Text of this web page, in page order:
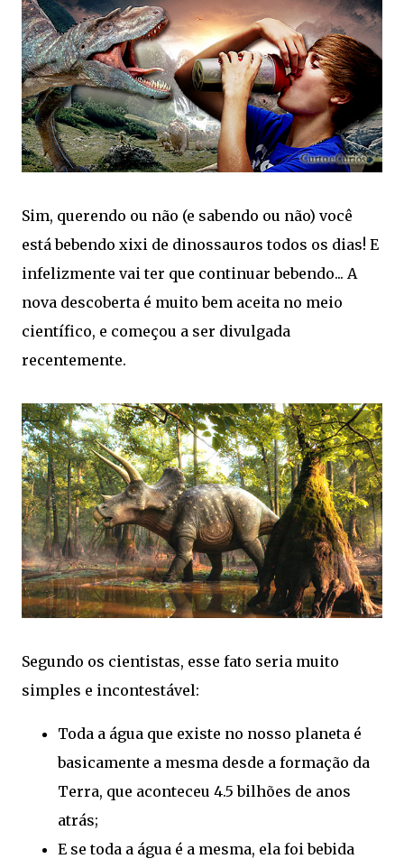
Sim, querendo ou não (e sabendo ou não) você
está bebendo xixi de dinossauros todos os dias! E
infelizmente vai ter que continuar bebendo... A
nova descoberta é muito bem aceita no meio
científico, e começou a ser divulgada
recentemente.
Segundo os cientistas, esse fato seria muito
simples e incontestável:
Toda a água que existe no nosso planeta é
basicamente a mesma desde a formação da
Terra, que aconteceu 4.5 bilhões de anos
atrás;
E se toda a água é a mesma, ela foi bebida